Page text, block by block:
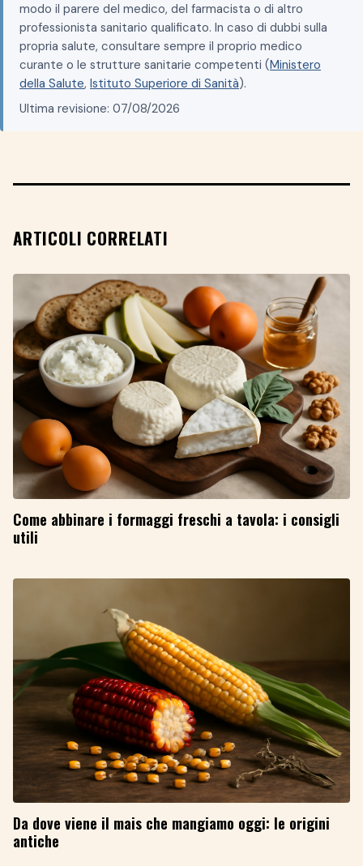
modo il parere del medico, del farmacista o di altro
professionista sanitario qualificato. In caso di dubbi sulla
propria salute, consultare sempre il proprio medico
curante o le strutture sanitarie competenti (Ministero
della Salute, Istituto Superiore di Sanità).
Ultima revisione: 07/08/2026
ARTICOLI CORRELATI
Come abbinare i formaggi freschi a tavola: i consigli
utili
Da dove viene il mais che mangiamo oggi: le origini
antiche